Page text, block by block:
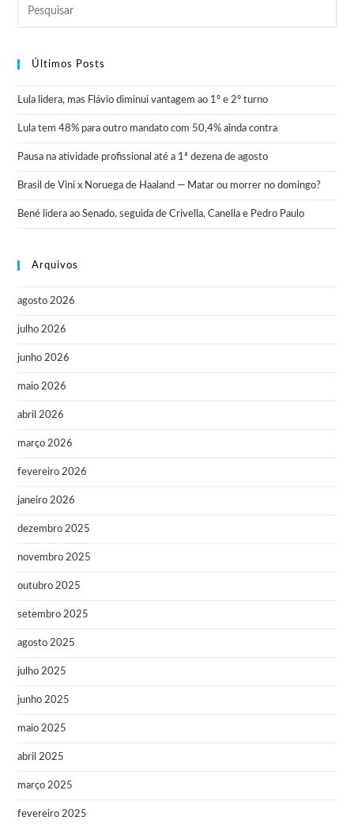
Últimos Posts
Lula lidera, mas Flávio diminui vantagem ao 1º e 2º turno
Lula tem 48% para outro mandato com 50,4% ainda contra
Pausa na atividade profissional até a 1ª dezena de agosto
Brasil de Vini x Noruega de Haaland — Matar ou morrer no domingo?
Bené lidera ao Senado, seguida de Crivella, Canella e Pedro Paulo
Arquivos
agosto 2026
julho 2026
junho 2026
maio 2026
abril 2026
março 2026
fevereiro 2026
janeiro 2026
dezembro 2025
novembro 2025
outubro 2025
setembro 2025
agosto 2025
julho 2025
junho 2025
maio 2025
abril 2025
março 2025
fevereiro 2025